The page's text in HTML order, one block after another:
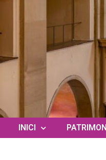
INICI PATRIMONI